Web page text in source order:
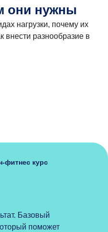
они нужны
нагрузки, почему их
внести разнообразие в
фитнес курс
Базовый
поможет